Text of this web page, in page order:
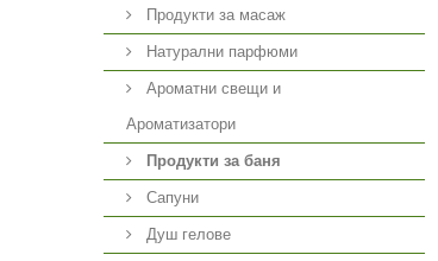
Продукти за масаж
Натурални парфюми
Ароматни свещи и
Ароматизатори
Продукти за баня
Сапуни
Душ гелове